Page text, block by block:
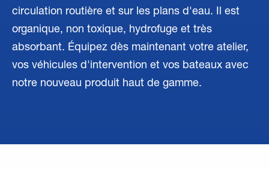
circulation routière et sur les plans d'eau. Il est
organique, non toxique, hydrofuge et très
absorbant. Équipez dès maintenant votre atelier,
vos véhicules d'intervention et vos bateaux avec
notre nouveau produit haut de gamme.